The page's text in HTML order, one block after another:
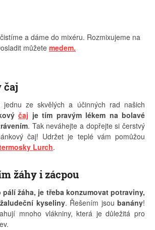
a dáme do mixéru. Rozmixujeme na
můžete medem.
čaj
jednu ze skvělých a účinných rad našich
čaj je tím pravým lékem na bolavé
. Tak neváhejte a dopřejte si čerstvý
čaj! Udržet je teplé vám pomůžou
Lurch.
žáhy i zácpou
žáha, je třeba konzumovat potraviny,
kyseliny. Řešením jsou banány!
mnoho vlákniny, která je důležitá pro